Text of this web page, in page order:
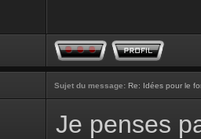
Sujet du message: Re: Idées pour le
Je penses